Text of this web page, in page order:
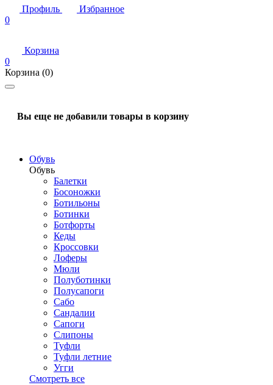
Профиль
Избранное
0
Корзина
0
Корзина (0)
Вы еще не добавили товары в корзину
Обувь
Обувь
Балетки
Босоножки
Ботильоны
Ботинки
Ботфорты
Кеды
Кроссовки
Лоферы
Мюли
Полуботинки
Полусапоги
Сабо
Сандалии
Сапоги
Слипоны
Туфли
Туфли летние
Угги
Смотреть все